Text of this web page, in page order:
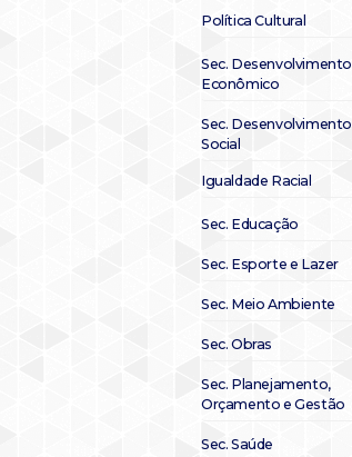
Política Cultural
Sec. Desenvolvimento
Econômico
Sec. Desenvolvimento
Social
Igualdade Racial
Sec. Educação
Sec. Esporte e Lazer
Sec. Meio Ambiente
Sec. Obras
Sec. Planejamento,
Orçamento e Gestão
Sec. Saúde